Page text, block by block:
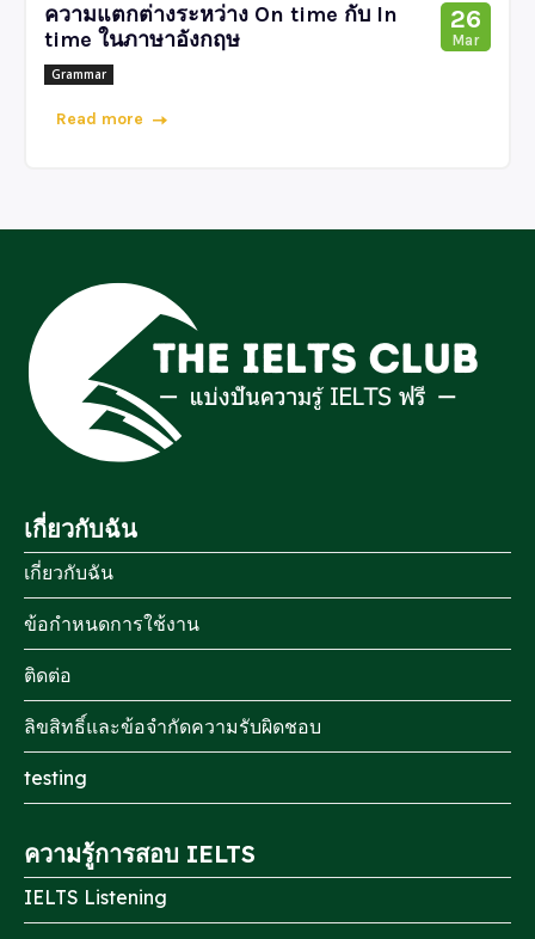
ความแตกต่างระหว่าง On time กับ In
time ในภาษาอังกฤษ
Grammar
Read more
26
Mar
เกี่ยวกับฉัน
เกี่ยวกับฉัน
ข้อกำหนดการใช้งาน
ติดต่อ
ลิขสิทธิ์และข้อจำกัดความรับผิดชอบ
testing
ความรู้การสอบ IELTS
IELTS Listening